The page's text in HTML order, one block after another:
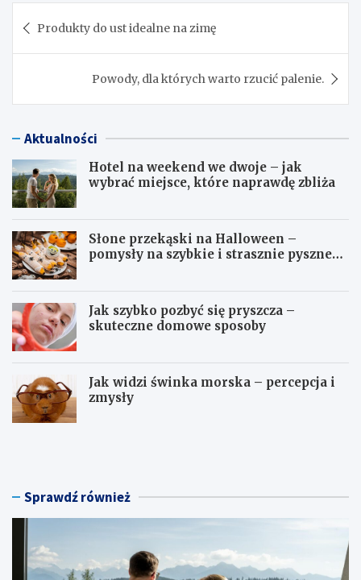
wpisu
Produkty do ust idealne na zimę
Powody, dla których warto rzucić palenie.
Aktualności
Hotel na weekend we dwoje – jak
wybrać miejsce, które naprawdę zbliża
Słone przekąski na Halloween –
pomysły na szybkie i strasznie pyszne
Jak szybko pozbyć się pryszcza –
skuteczne domowe sposoby
Jak widzi świnka morska – percepcja i
zmysły
H
n
S
p Sprawdź również